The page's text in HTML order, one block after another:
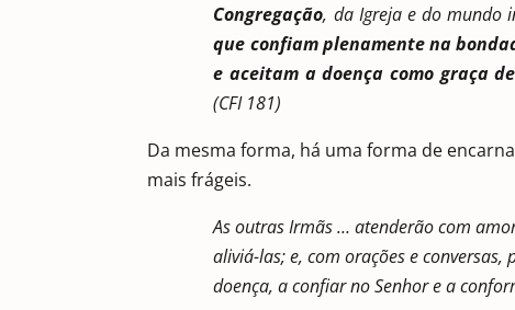
Congregação, da Igreja e do mundo
que confiam plenamente na
e aceitam a doença como graça
(CFI 181)
Da mesma forma, há uma forma de
mais frágeis.
As outras Irmãs … atenderão com
aliviá-las; e, com orações e
doença, a confiar no Senhor e a